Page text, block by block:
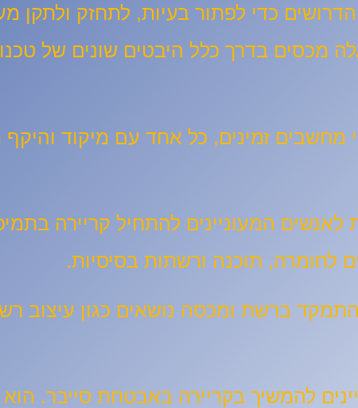
כדי לפתור בעיות, לתחזק ולתקן
מכסים בדרך כלל היבטים שונים של
מחשבים זמינים, כל אחד עם מיקוד
לחומרה, תוכנה ורשתות בסיסיות.
ברשת ומכסה נושאים כגון עיצוב
להמשיך בקריירה באבטחת סייבר. הוא